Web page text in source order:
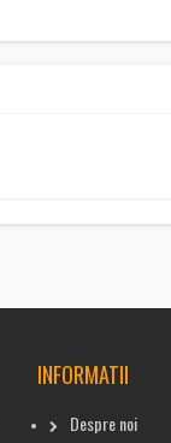
INFORMATII
Despre noi